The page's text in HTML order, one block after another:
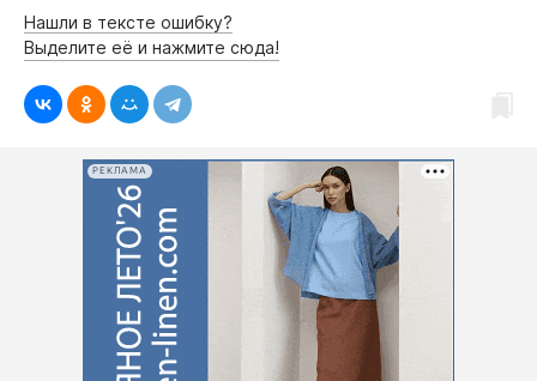
Нашли в тексте ошибку?
Выделите её и нажмите сюда!
РЕКЛАМА